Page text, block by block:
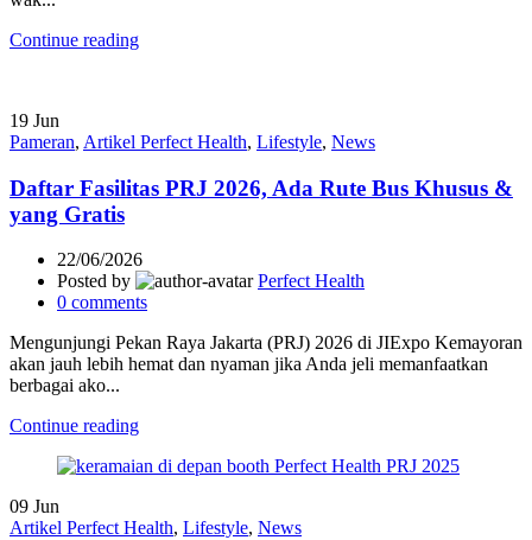
Continue reading
19 Jun
Pameran, Artikel Perfect Health, Lifestyle, News
Daftar Fasilitas PRJ 2026, Ada Rute Bus Khusus &
yang Gratis
22/06/2026
Posted by
Perfect Health
0 comments
Mengunjungi Pekan Raya Jakarta (PRJ) 2026 di JIExpo Kemayoran
akan jauh lebih hemat dan nyaman jika Anda jeli memanfaatkan
berbagai ako...
Continue reading
09 Jun
Artikel Perfect Health, Lifestyle, News